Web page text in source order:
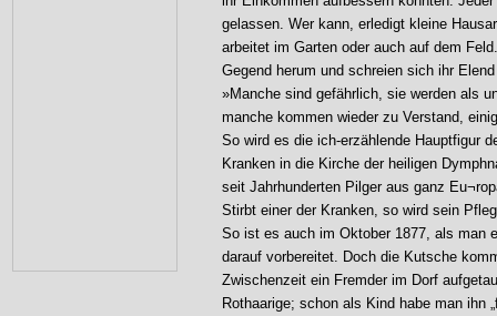
gelassen. Wer kann, erledigt kleine
arbeitet im Garten oder auch auf dem
Gegend herum und schreien sich ihr
»Manche sind gefährlich, sie werden als
manche kommen wieder zu Verstand,
So wird es die ich-erzählende Hauptfigur
Kranken in die Kirche der heiligen
seit Jahrhunderten Pilger aus ganz
Stirbt einer der Kranken, so wird sein
So ist es auch im Oktober 1877, als man
darauf vorbereitet. Doch die Kutsche
Zwischenzeit ein Fremder im Dorf
Rothaarige; schon als Kind habe man ihn